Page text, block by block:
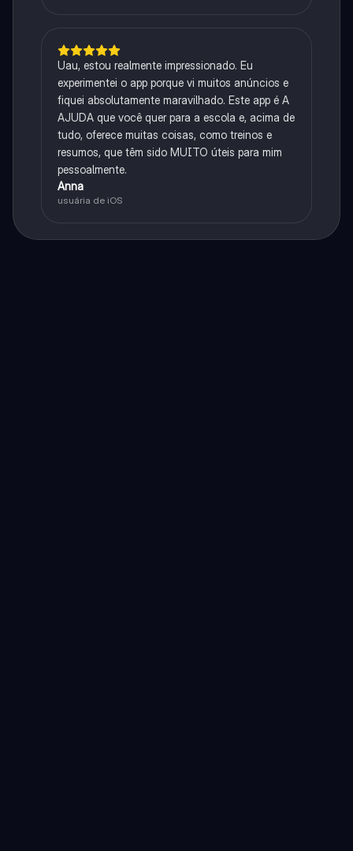
Uau, estou realmente impressionado. Eu
experimentei o app porque vi muitos anúncios e
fiquei absolutamente maravilhado. Este app é A
AJUDA que você quer para a escola e, acima de
tudo, oferece muitas coisas, como treinos e
resumos, que têm sido MUITO úteis para mim
pessoalmente.
Anna
usuária de iOS